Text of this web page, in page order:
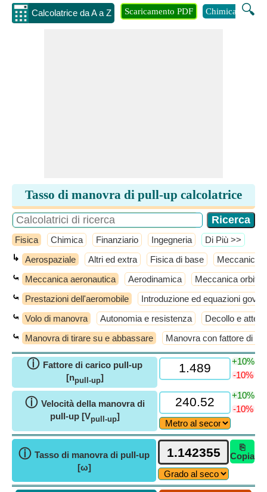
Calcolatrice da A a Z 🔍
Scaricamento PDF Chimica
Tasso di manovra di pull-up calcolatrice
Fisica Chimica Finanziario Ingegneria ​Di Più >>
↳ Aerospaziale Altri ed extra Fisica di base Meccanico
⤿ Meccanica aeronautica Aerodinamica Meccanica
⤿ Prestazioni dell'aeromobile Introduzione ed equazioni
⤿ Volo di manovra Autonomia e resistenza Decollo e
⤿ Manovra di tirare su e abbassare Manovra con fattore di
ⓘ Fattore di carico pull-up
[npull-up]
+10%
-10%
ⓘ Velocità della manovra di
pull-up [Vpull-up]
+10%
-10%
ⓘ Tasso di manovra di pull-up
[ω]
⎘
Copia